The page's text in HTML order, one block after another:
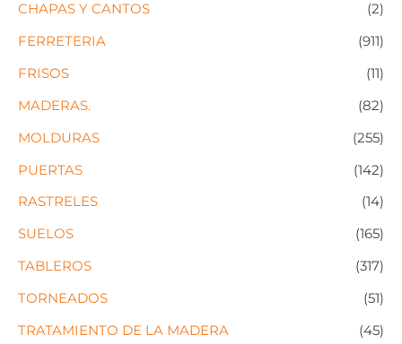
CHAPAS Y CANTOS
(2)
FERRETERIA
(911)
FRISOS
(11)
MADERAS.
(82)
MOLDURAS
(255)
PUERTAS
(142)
RASTRELES
(14)
SUELOS
(165)
TABLEROS
(317)
TORNEADOS
(51)
TRATAMIENTO DE LA MADERA
(45)